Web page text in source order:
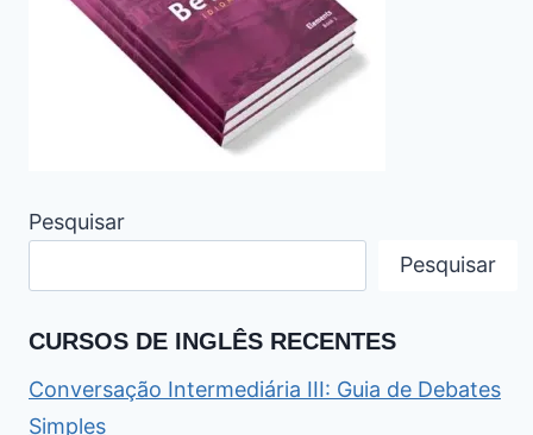
Pesquisar
Pesquisar
CURSOS DE INGLÊS RECENTES
Conversação Intermediária III: Guia de Debates
Simples